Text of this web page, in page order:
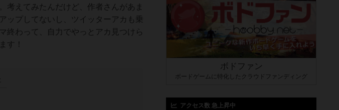
考えてみたんだけど、作者さんがあま
ップしてないし、ツイッターアカも乗
終わって、自力でやっとアカ見つけら
す！
ボドファン
ボードゲームに特化したクラウドファンディング
アクセス数 急上昇中